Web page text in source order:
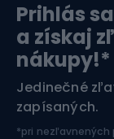
Orientačný
Lyžovanie
Športová
Jazdectvo
Prihlás
a získaj
nákupy!*
Jedinečné
zapísaných.
*pri nezľavnených